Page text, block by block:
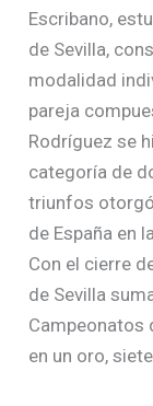
Escribano,
de Sevilla,
modalidad
pareja
Rodríguez se
categoría de
triunfos
de España en
Con el cierre
de Sevilla
Campeonatos
en un oro,